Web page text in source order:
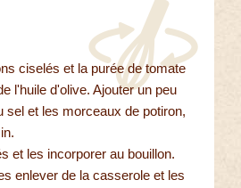
ciselés et la purée de tomate
l'huile d'olive. Ajouter un peu
sel et les morceaux de potiron,
et les incorporer au bouillon.
enlever de la casserole et les